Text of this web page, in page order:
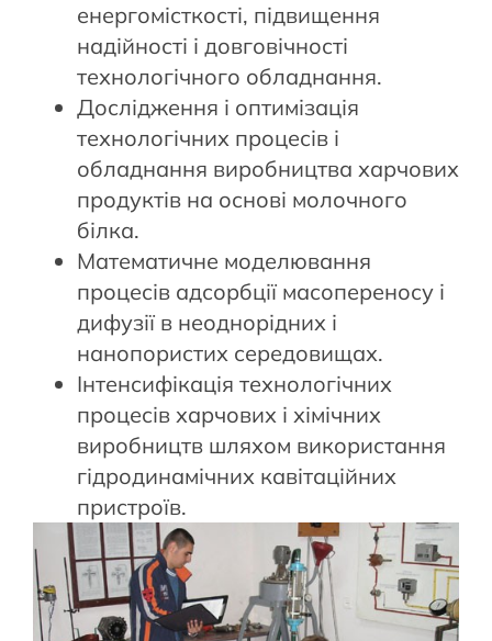
енергомісткості, підвищення
надійності і довговічності
технологічного обладнання.
Дослідження і оптимізація
технологічних процесів і
обладнання виробництва харчових
продуктів на основі молочного
білка.
Математичне моделювання
процесів адсорбції масопереносу і
дифузії в неоднорідних і
нанопористих середовищах.
Інтенсифікація технологічних
процесів харчових і хімічних
виробництв шляхом використання
гідродинамічних кавітаційних
пристроїв.